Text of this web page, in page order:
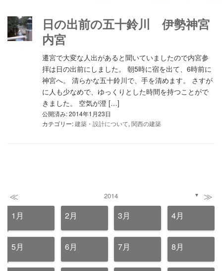
日の出前の五十鈴川 伊勢神宮
内宮
遷宮で大変な人出があると聞いていましたので内宮参
拝は日の出前にしました。 朝5時に宿を出て、6時前に
神宮へ。 清らかな五十鈴川で、手を清めます。 さすが
に人も少なめで、ゆっくりとした時間を持つことがで
きました。 空気が澄 […]
公開済み: 2014年1月23日
カテゴリー:建築・設計について, 関西の建築
≪ 2014 ▼ ≫
1月 2月 3月 4月
5月 6月 7月 8月